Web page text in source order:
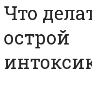
Что
острой